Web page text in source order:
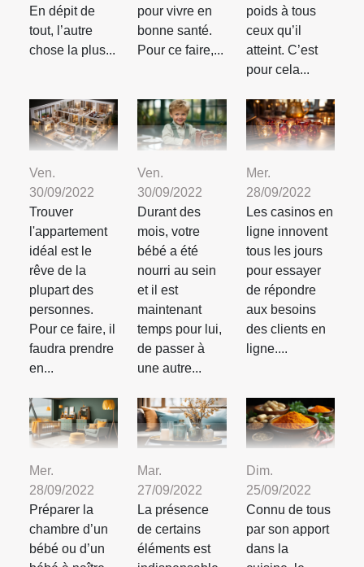
En dépit de
tout, l’autre
chose la plus...
pour vivre en
bonne santé.
Pour ce faire,...
poids à tous
ceux qu’il
atteint. C’est
pour cela...
Ven.
30/09/2022
Trouver
l'appartement
idéal est le
rêve de la
plupart des
personnes.
Pour ce faire, il
faudra prendre
en...
Ven.
30/09/2022
Durant des
mois, votre
bébé a été
nourri au sein
et il est
maintenant
temps pour lui,
de passer à
une autre...
Mer.
28/09/2022
Les casinos en
ligne innovent
tous les jours
pour essayer
de répondre
aux besoins
des clients en
ligne....
Mer.
28/09/2022
Préparer la
chambre d’un
bébé ou d’un
Mar.
27/09/2022
La présence
de certains
éléments est
Dim.
25/09/2022
Connu de tous
par son apport
dans la